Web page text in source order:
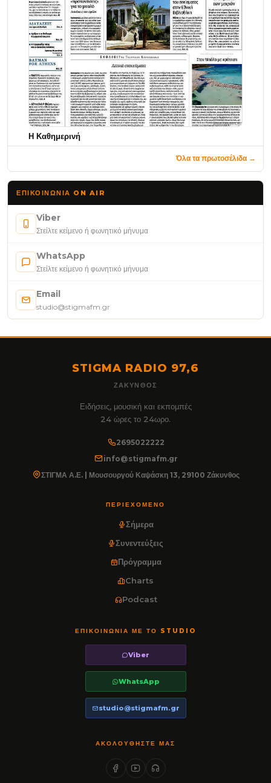
Η Καθημερινή
Όλα τα πρωτοσέλιδα →
ΕΠΙΚΟΙΝΩΝΊΑ ON AIR
Viber
Στείλτε κείμενο ή φωνητικό μήνυμα
WhatsApp
Στείλτε κείμενο ή φωνητικό μήνυμα
Email
studio@stigmafm.gr
STIGMA RADIO 97,6
ΖΆΚΥΝΘΟΣ
Ειδήσεις, μουσική και εκπομπές
24 ώρες το 24ωρο.
2695022222
info@stigmafm.gr
ΣΤΙΓΜΑ Α.Ε. | Μουσουργού Καψάσκη 13, 29100 Ζάκυνθος
ΠΕΡΙΕΧΌΜΕΝΟ
Σήμερα
Συνεντεύξεις
Πρόγραμμα
Charts
Podcast
ΕΠΙΚΟΙΝΩΝΊΑ ΜΕ ΤΟ STUDIO
Viber
WhatsApp
studio@stigmafm.gr
ΑΚΟΛΟΥΘΉΣΤΕ ΜΑΣ